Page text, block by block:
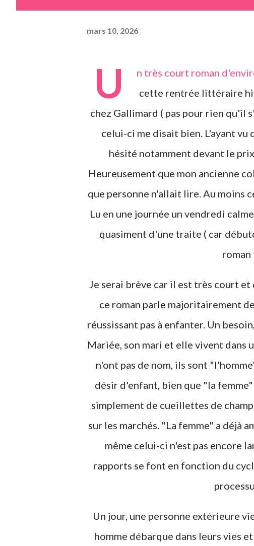
mars 10, 2026
U
n très court roman
cette rentrée littéraire
chez Gallimard ( pas pour rien qu'il
celui-ci me disait bien. L'ayant
hésité notamment devant le
Heureusement que mon ancienne
que personne n'allait lire. Au moins
Lu en une journée un vendredi
quasiment d'une traite ( car
Je serai brève car il est très court et
ce roman parle majoritairement
réussissant pas à enfanter. Un
Mariée, son mari et elle vivent dans
n'ont pas de nom, ils sont
désir d'enfant, bien que "la
simplement de cueillettes de
sur les marchés. "La femme" a déjà
même celui-ci n'est pas encore
rapports se font en fonction du
Un jour, une personne extérieure
homme débarque dans leurs vies